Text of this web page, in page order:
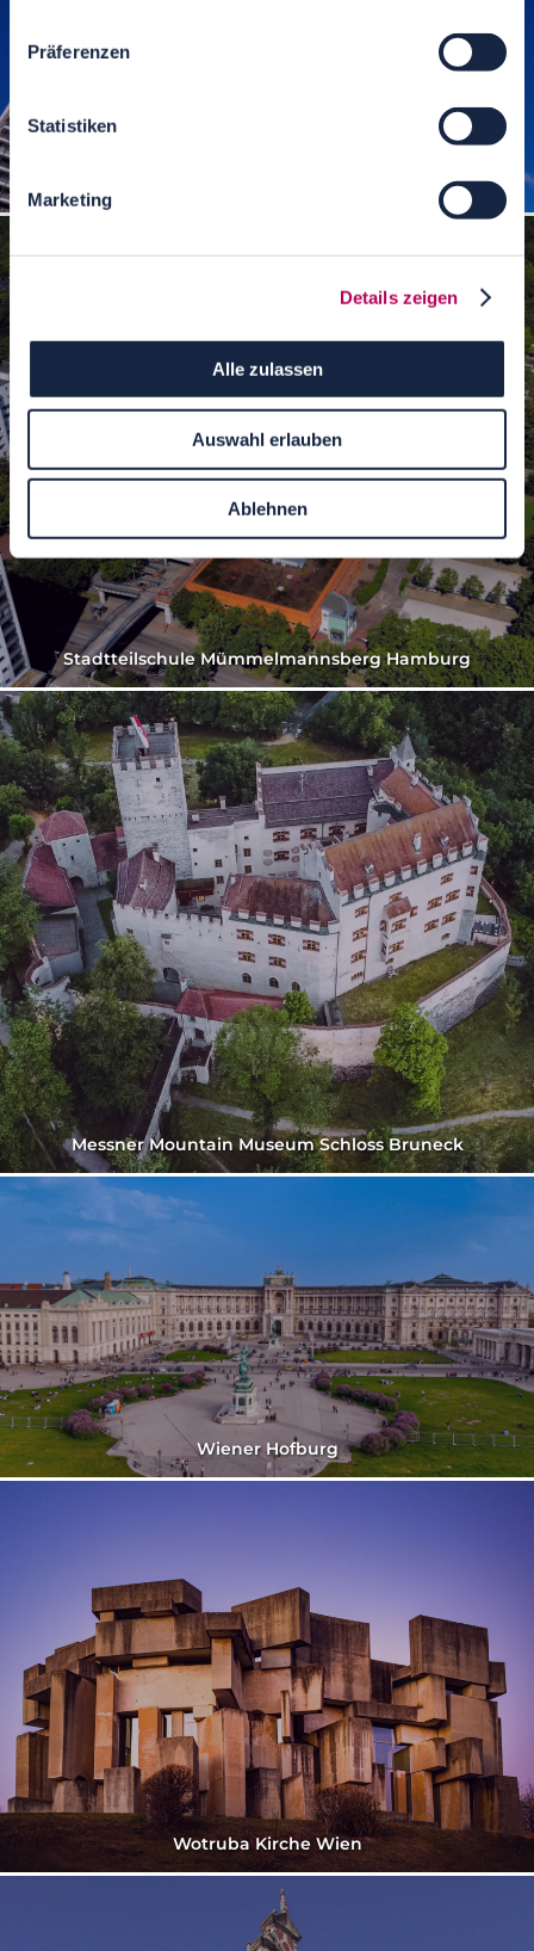
Präferenzen
Statistiken
Marketing
Details zeigen
Alle zulassen
Auswahl erlauben
Ablehnen
Stadtteilschule Mümmelmannsberg Hamburg
Messner Mountain Museum Schloss Bruneck
Wiener Hofburg
Wotruba Kirche Wien